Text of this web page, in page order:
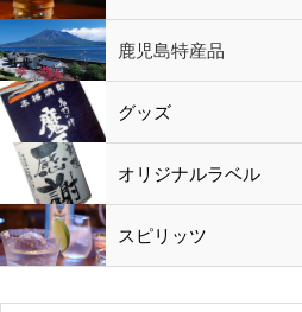
鹿児島特産品
黒酢・酢
水
鹿児島特産品
おつまみ グッズ
オリジナルラベル
スピリッツ